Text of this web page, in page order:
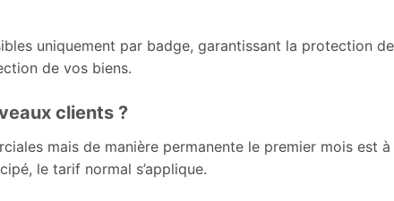
uniquement par badge, garantissant la protection
de vos biens.
clients ?
mais de manière permanente le premier mois est
le tarif normal s’applique.